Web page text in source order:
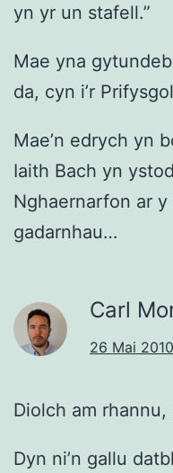
yn yr un stafell.”
Mae yna
da, cyn i’r
Mae’n edrych yn
Iaith Bach yn
Nghaernarfon ar
gadarnhau…
Carl
26 Mai
Diolch am
Dyn ni’n gallu